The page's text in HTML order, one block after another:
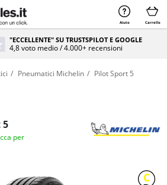
Aiuto Carrello
"ECCELLENTE" SU TRUSTSPILOT E GOOGLE
4,8 voto medio / 4.000+ recensioni
Pneumatici Michelin
Pilot Sport 5
5
per
C